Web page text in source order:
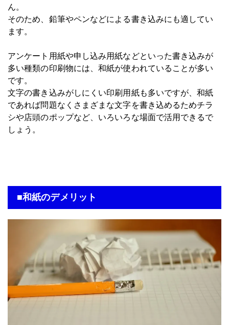
ん。
そのため、鉛筆やペンなどによる書き込みにも適してい
ます。
アンケート用紙や申し込み用紙などといった書き込みが
多い種類の印刷物には、和紙が使われていることが多い
です。
文字の書き込みがしにくい印刷用紙も多いですが、和紙
であれば問題なくさまざまな文字を書き込めるためチラ
シや店頭のポップなど、いろいろな場面で活用できるで
しょう。
■和紙のデメリット